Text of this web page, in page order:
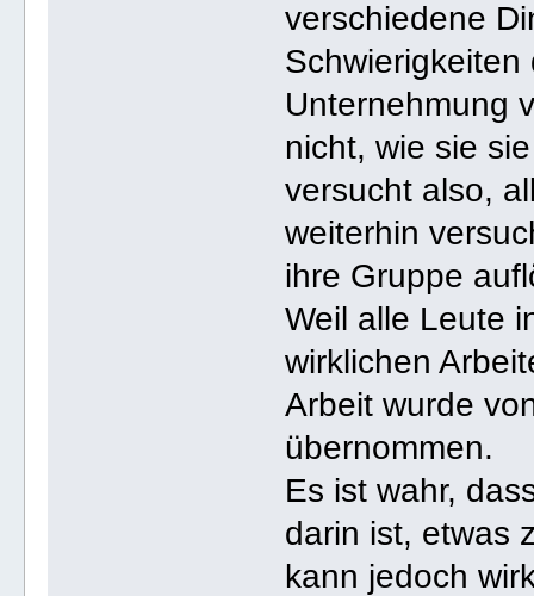
verschiedene
Unternehmung
nicht, wie sie
versucht also,
weiterhin
ihre Gruppe
Weil alle Leute
wirklichen
Arbeit wurde
übernommen.
Es ist wahr,
darin ist, etwas
kann jedoch